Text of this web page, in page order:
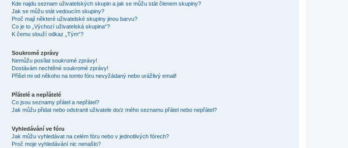
Kde najdu seznam uživatelských skupin a jak se můžu stát členem skupiny?
Jak se můžu stát vedoucím skupiny?
Proč mají některé uživatelské skupiny jinou barvu?
Co je to „Výchozí uživatelská skupina“?
K čemu slouží odkaz „Tým“?
Soukromé zprávy
Nemůžu posílat soukromé zprávy!
Dostávám nechtěné soukromé zprávy!
Přišel mi od někoho na tomto fóru nevyžádaný nebo urážlivý email!
Přátelé a nepřátelé
Co jsou seznamy přátel a nepřátel?
Jak můžu přidat nebo odstranit uživatele do/z mého seznamu přátel nebo nepřátel?
Vyhledávání ve fóru
Jak můžu vyhledávat na celém fóru nebo v jednotlivých fórech?
Proč moje vyhledávání nic nenašlo?